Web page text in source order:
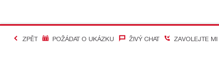
ZPĚT POŽÁDAT O UKÁZKU ŽIVÝ CHAT ZAVOLEJTE MI